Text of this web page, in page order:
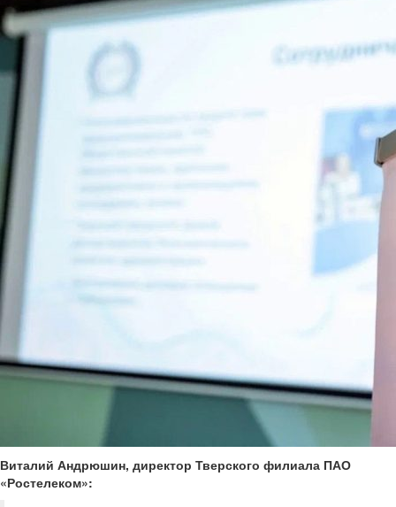
Виталий Андрюшин, директор Тверского филиала ПАО
«Ростелеком»: